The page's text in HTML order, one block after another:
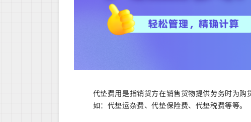
代垫费用是指销货方在销售货物提供劳务时为
如：代垫运杂费、代垫保险费、代垫税费等等。